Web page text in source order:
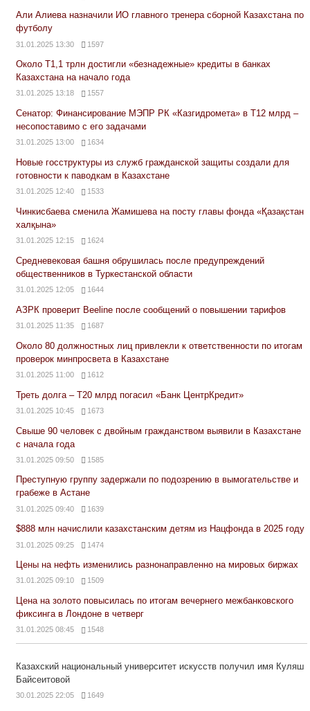
Али Алиева назначили ИО главного тренера сборной Казахстана по
футболу
31.01.2025 13:30 1597
Около Т1,1 трлн достигли «безнадежные» кредиты в банках
Казахстана на начало года
31.01.2025 13:18 1557
Сенатор: Финансирование МЭПР РК «Казгидромета» в Т12 млрд –
несопоставимо с его задачами
31.01.2025 13:00 1634
Новые госструктуры из служб гражданской защиты создали для
готовности к паводкам в Казахстане
31.01.2025 12:40 1533
Чинкисбаева сменила Жамишева на посту главы фонда «Қазақстан
халқына»
31.01.2025 12:15 1624
Средневековая башня обрушилась после предупреждений
общественников в Туркестанской области
31.01.2025 12:05 1644
АЗРК проверит Beeline после сообщений о повышении тарифов
31.01.2025 11:35 1687
Около 80 должностных лиц привлекли к ответственности по итогам
проверок минпросвета в Казахстане
31.01.2025 11:00 1612
Треть долга – Т20 млрд погасил «Банк ЦентрКредит»
31.01.2025 10:45 1673
Свыше 90 человек с двойным гражданством выявили в Казахстане
с начала года
31.01.2025 09:50 1585
Преступную группу задержали по подозрению в вымогательстве и
грабеже в Астане
31.01.2025 09:40 1639
$888 млн начислили казахстанским детям из Нацфонда в 2025 году
31.01.2025 09:25 1474
Цены на нефть изменились разнонаправленно на мировых биржах
31.01.2025 09:10 1509
Цена на золото повысилась по итогам вечернего межбанковского
фиксинга в Лондоне в четверг
31.01.2025 08:45 1548
Казахский национальный университет искусств получил имя Куляш
Байсеитовой
30.01.2025 22:05 1649